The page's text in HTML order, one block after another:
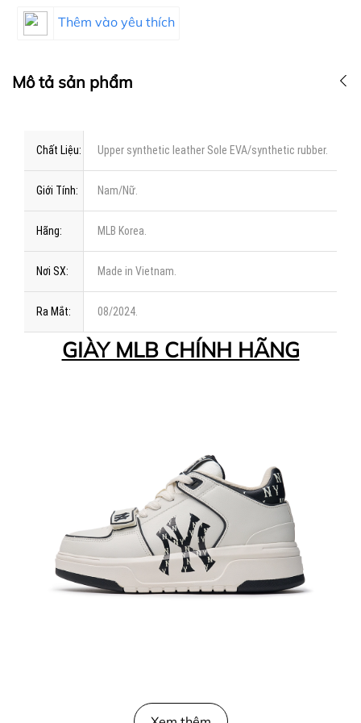
Thêm vào yêu thích
Mô tả sản phẩm
Chất Liệu: Upper synthetic leather Sole EVA/synthetic rubber.
Giới Tính: Nam/Nữ.
Hãng: MLB Korea.
Nơi SX: Made in Vietnam.
Ra Mắt: 08/2024.
GIÀY MLB CHÍNH HÃNG